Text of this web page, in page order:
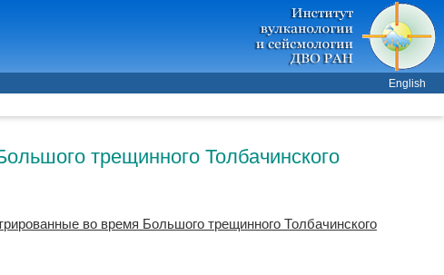
English
трещинного Толбачинского
во время Большого трещинного Толбачинского